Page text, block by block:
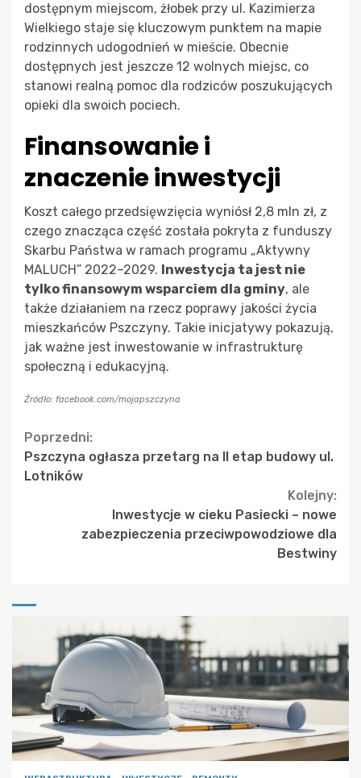
dostępnym miejscom, żłobek przy ul. Kazimierza
Wielkiego staje się kluczowym punktem na mapie
rodzinnych udogodnień w mieście. Obecnie
dostępnych jest jeszcze 12 wolnych miejsc, co
stanowi realną pomoc dla rodziców poszukujących
opieki dla swoich pociech.
Finansowanie i
znaczenie inwestycji
Koszt całego przedsięwzięcia wyniósł 2,8 mln zł, z
czego znacząca część została pokryta z funduszy
Skarbu Państwa w ramach programu „Aktywny
MALUCH” 2022–2029. Inwestycja ta jest nie
tylko finansowym wsparciem dla gminy, ale
także działaniem na rzecz poprawy jakości życia
mieszkańców Pszczyny. Takie inicjatywy pokazują,
jak ważne jest inwestowanie w infrastrukturę
społeczną i edukacyjną.
Źródło: facebook.com/mojapszczyna
Continue
Reading
Poprzedni:
Pszczyna ogłasza przetarg na II etap budowy ul.
Lotników
Kolejny:
Inwestycje w cieku Pasiecki – nowe
zabezpieczenia przeciwpowodziowe dla
Bestwiny